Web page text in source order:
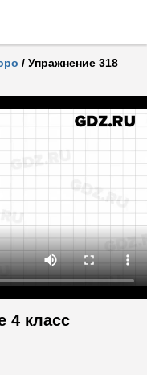
/ Упражнение 318
4 класс